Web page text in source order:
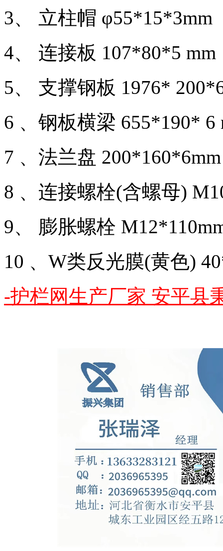
3、 立柱帽 φ55*15*3mm
4、 连接板 107*80*5 mm
5、 支撑钢板 1976*
6 、钢板横梁 655*190* 6
7 、法兰盘
8 、连接螺栓(含螺母)
9、 膨胀螺栓
10 、W类反光膜(黄色)
-护栏网生产厂家 安平县